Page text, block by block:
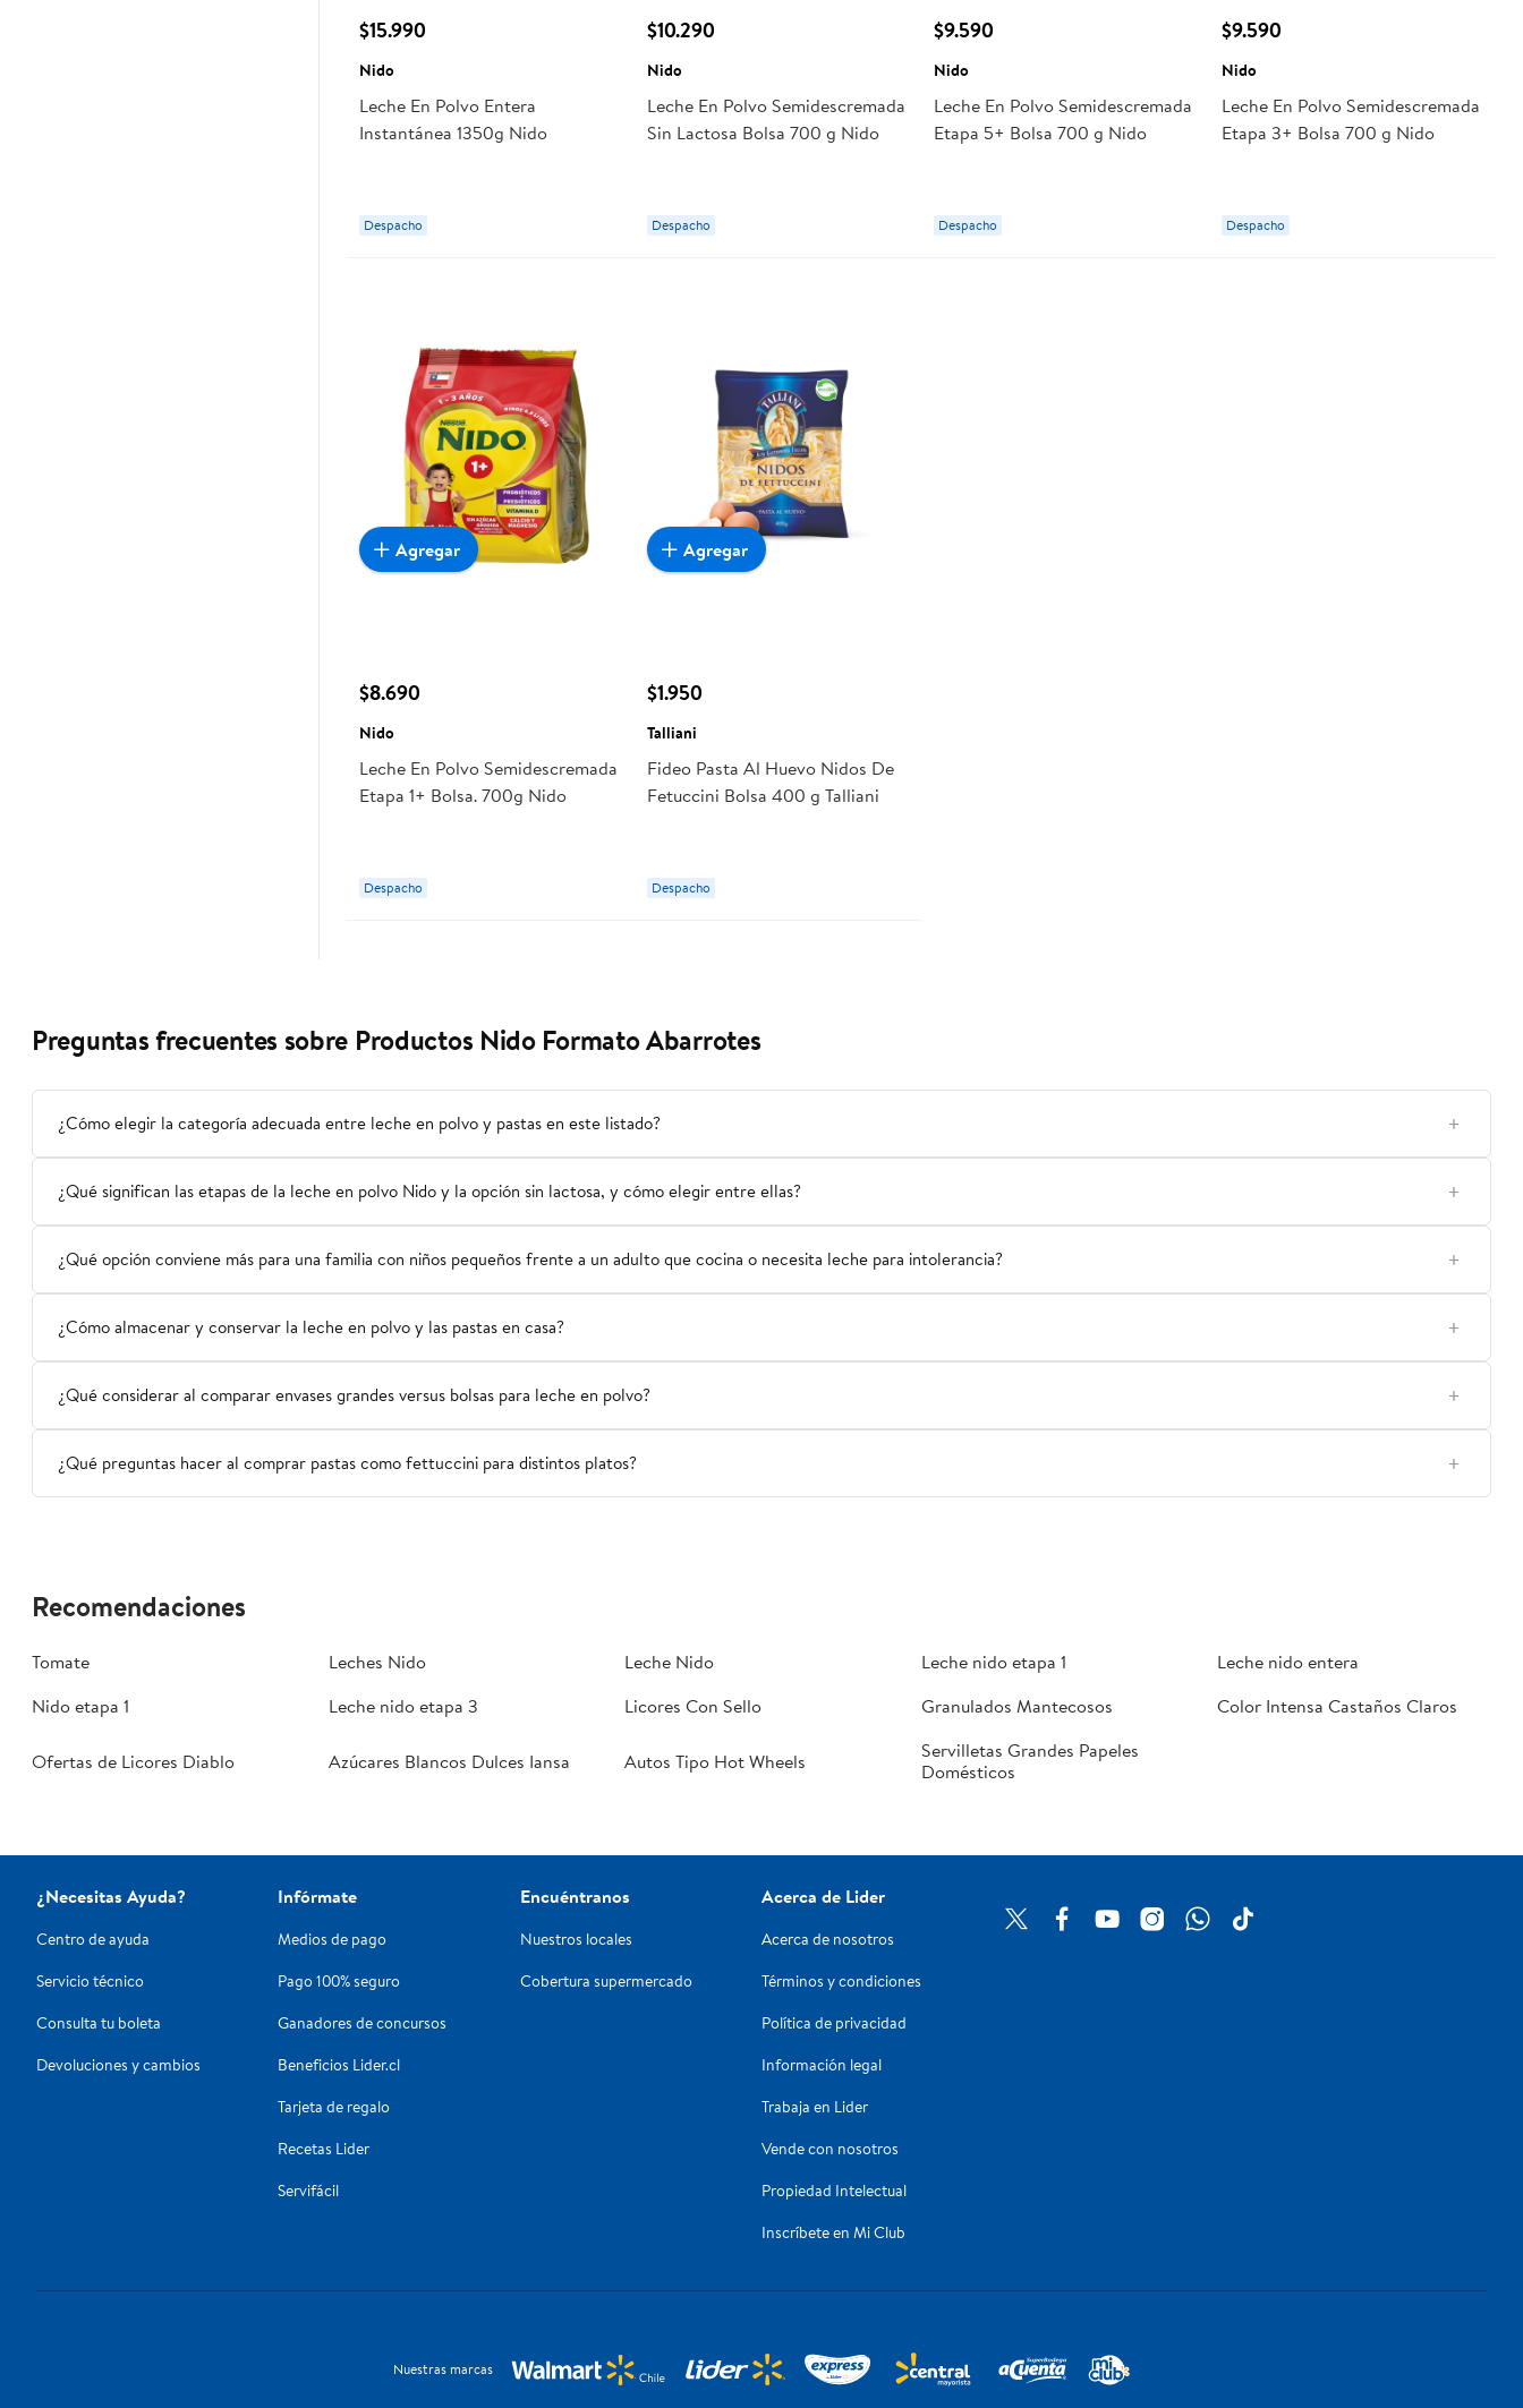
$15.990
Nido
Leche En Polvo Entera
Instantánea 1350g Nido
Despacho
$10.290
Nido
Leche En Polvo Semidescremada
Sin Lactosa Bolsa 700 g Nido
Despacho
$9.590
Nido
Leche En Polvo Semidescremada
Etapa 5+ Bolsa 700 g Nido
Despacho
$9.590
Nido
Leche En Polvo Semidescremada
Etapa 3+ Bolsa 700 g Nido
Despacho
$8.690
Nido
Leche En Polvo Semidescremada
Etapa 1+ Bolsa. 700g Nido
Despacho
Agregar
$1.950
Talliani
Fideo Pasta Al Huevo Nidos De
Fetuccini Bolsa 400 g Talliani
Despacho
Agregar
Preguntas frecuentes sobre Productos Nido Formato Abarrotes
¿Cómo elegir la categoría adecuada entre leche en polvo y pastas en este listado?
¿Qué significan las etapas de la leche en polvo Nido y la opción sin lactosa, y cómo elegir entre ellas?
¿Qué opción conviene más para una familia con niños pequeños frente a un adulto que cocina o necesita leche para intolerancia?
¿Cómo almacenar y conservar la leche en polvo y las pastas en casa?
¿Qué considerar al comparar envases grandes versus bolsas para leche en polvo?
¿Qué preguntas hacer al comprar pastas como fettuccini para distintos platos?
Recomendaciones
Tomate Leches Nido Leche Nido Leche nido etapa 1
Leche nido entera
Nido etapa 1
Leche nido etapa 3 Licores Con Sello Granulados Mantecosos Color Intensa Castaños Claros
Ofertas de Licores Diablo Azúcares Blancos Dulces Iansa Autos Tipo Hot Wheels
Servilletas Grandes Papeles
Domésticos
¿Necesitas Ayuda?
Centro de ayuda
Servicio técnico
Consulta tu boleta
Devoluciones y cambios
Infórmate
Medios de pago
Pago 100% seguro
Ganadores de concursos
Beneficios Lider.cl
Tarjeta de regalo
Recetas Lider
Servifácil
Encuéntranos
Nuestros locales
Cobertura supermercado
Acerca de Lider
Acerca de nosotros
Términos y condiciones
Política de privacidad
Información legal
Trabaja en Lider
Vende con nosotros
Propiedad Intelectual
Inscríbete en Mi Club
Nuestras marcas